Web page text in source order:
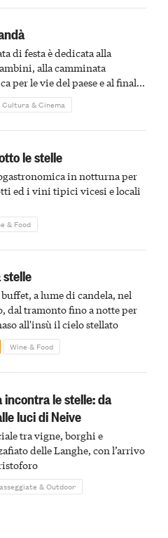
di festa è dedicata alla
alla camminata
per le vie del paese e al finale
Cultura & Cinema
le stelle
in notturna per
ed i vini tipici vicesi e locali
& Food
stelle
a lume di candela, nel
dal tramonto fino a notte per
all'insù il cielo stellato
Wine & Food
incontra le stelle: da
luci di Neive
tra vigne, borghi e
delle Langhe, con l’arrivo
& Outdoor